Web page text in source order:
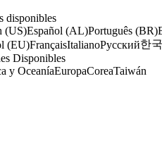
disponibles
(US)Español (AL)Português (BR)
(EU)FrançaisItalianoРусский한
Disponibles
y OceaníaEuropaCoreaTaiwán